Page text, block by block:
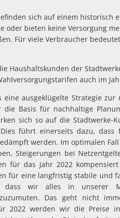
sich auf einem historisch
oder bieten keine Versorgung
Für viele Verbraucher
Haushaltskunden der
auch im
eine ausgeklügelte Strategie
die Basis für nachhaltige
sich so auf die
führt einerseits dazu, dass
werden. Im optimalen
Steigerungen bei
für das Jahr 2022
für eine langfristig stabile und
dass wir alles in unserer
Das geht nicht
2022 werden wir die Preise